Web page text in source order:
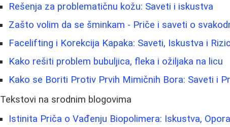
Rešenja za problematičnu kožu: Saveti i iskustva
Zašto volim da se šminkam - Priče i saveti o
Facelifting i Korekcija Kapaka: Saveti, Iskustva i
Kako rešiti problem bubuljica, fleka i ožiljaka na licu
Kako se Boriti Protiv Prvih Mimičnih Bora: Saveti i
Tekstovi na srodnim blogovima
Istinita Priča o Vađenju Biopolimera: Iskustva,